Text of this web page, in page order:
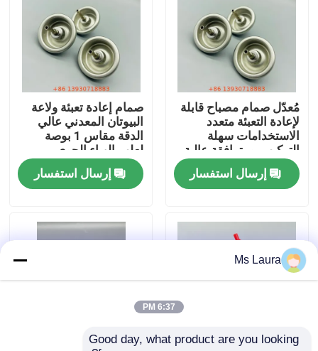
أشرطة فيديو
معلومات عنا
جولة في المعمل
مراقبة الجودة
أخبار
صمام غاز البوتان
مُعدّل صمام مصباح قابلة
لإعادة التعبئة متعدد
الاستخدامات سهلة
التركيب، ومتوافقة عالية
للسفر والاستخدام
اليوميإرسال استفسار
صمام إعادة تعبئة ولاعة
البيوتان المعدني عالي
الدقة مقاس 1 بوصة
لعلب الهباء الجوي
إرسال استفسار
Ms Laura
6:37 PM
Good day, what product are you looking